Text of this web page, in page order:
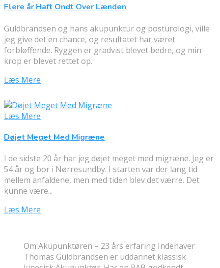
Flere år Haft Ondt Over Lænden
Guldbrandsen og hans akupunktur og posturologi, ville
jeg give det en chance, og resultatet har været
forbløffende. Ryggen er gradvist blevet bedre, og min
krop er blevet rettet op.
Læs Mere
Læs Mere
Døjet Meget Med Migræne
I de sidste 20 år har jeg døjet meget med migræne. Jeg er
54 år og bor i Nørresundby. I starten var der lang tid
mellem anfaldene, men med tiden blev det værre. Det
kunne være...
Læs Mere
Om Akupunktøren – 23 års erfaring Indehaver
Thomas Guldbrandsen er uddannet klassisk